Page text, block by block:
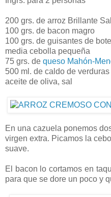
200 grs. de arroz Brillante
100 grs. de bacon magro
100 grs. de guisantes de bote
media cebolla pequeña
75 grs. de queso Mahón-
500 ml. de caldo de verduras
aceite de oliva, sal
En una cazuela ponemos
virgen extra. Picamos la
suave.
El bacon lo cortamos en
para que se dore un poco y